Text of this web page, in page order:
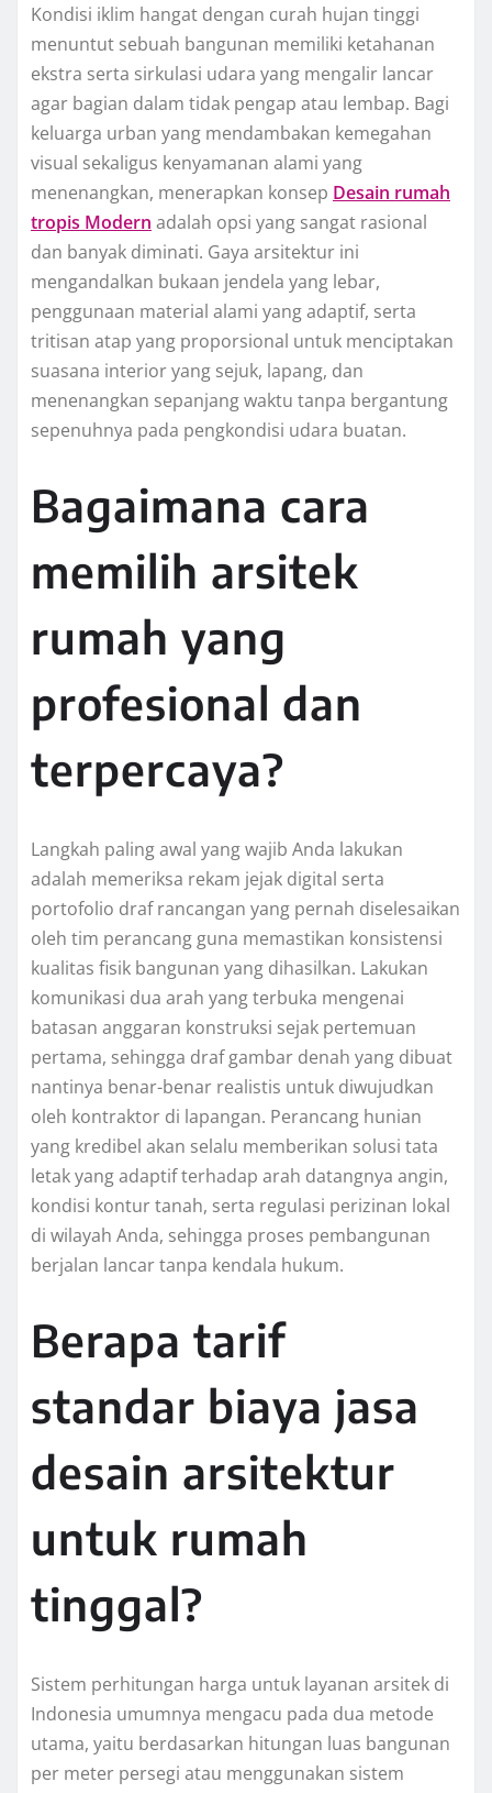
Kondisi iklim hangat dengan curah hujan tinggi
menuntut sebuah bangunan memiliki ketahanan
ekstra serta sirkulasi udara yang mengalir lancar
agar bagian dalam tidak pengap atau lembap. Bagi
keluarga urban yang mendambakan kemegahan
visual sekaligus kenyamanan alami yang
menenangkan, menerapkan konsep Desain rumah
tropis Modern adalah opsi yang sangat rasional
dan banyak diminati. Gaya arsitektur ini
mengandalkan bukaan jendela yang lebar,
penggunaan material alami yang adaptif, serta
tritisan atap yang proporsional untuk menciptakan
suasana interior yang sejuk, lapang, dan
menenangkan sepanjang waktu tanpa bergantung
sepenuhnya pada pengkondisi udara buatan.
Bagaimana cara
memilih arsitek
rumah yang
profesional dan
terpercaya?
Langkah paling awal yang wajib Anda lakukan
adalah memeriksa rekam jejak digital serta
portofolio draf rancangan yang pernah diselesaikan
oleh tim perancang guna memastikan konsistensi
kualitas fisik bangunan yang dihasilkan. Lakukan
komunikasi dua arah yang terbuka mengenai
batasan anggaran konstruksi sejak pertemuan
pertama, sehingga draf gambar denah yang dibuat
nantinya benar-benar realistis untuk diwujudkan
oleh kontraktor di lapangan. Perancang hunian
yang kredibel akan selalu memberikan solusi tata
letak yang adaptif terhadap arah datangnya angin,
kondisi kontur tanah, serta regulasi perizinan lokal
di wilayah Anda, sehingga proses pembangunan
berjalan lancar tanpa kendala hukum.
Berapa tarif
standar biaya jasa
desain arsitektur
untuk rumah
tinggal?
Sistem perhitungan harga untuk layanan arsitek di
Indonesia umumnya mengacu pada dua metode
utama, yaitu berdasarkan hitungan luas bangunan
per meter persegi atau menggunakan sistem